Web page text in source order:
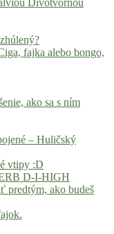
Divotvornou
fajka alebo bongo,
ako sa s ním
– Huličský
vtipy :D
D-I-HIGH
predtým, ako budeš